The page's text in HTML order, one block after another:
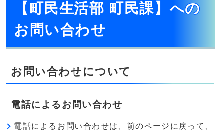
【町民生活部 町民課】への
お問い合わせ
お問い合わせについて
電話によるお問い合わせ
電話によるお問い合わせは、前のページに戻って、